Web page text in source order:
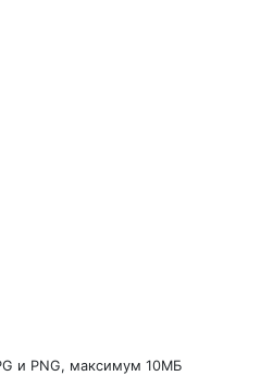
и PNG, максимум 10МБ